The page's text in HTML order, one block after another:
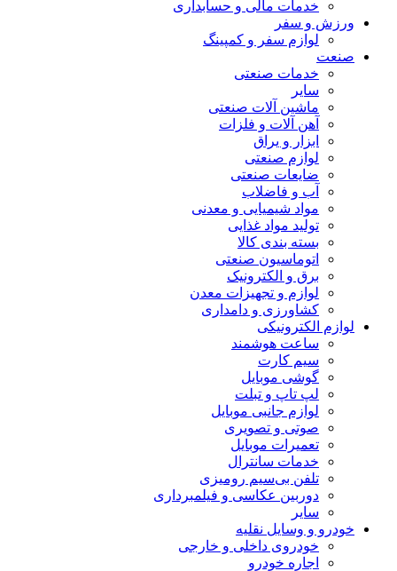
خدمات مالی و حسابداری
ورزش و سفر
لوازم سفر و کمپینگ
صنعت
خدمات صنعتی
سایر
ماشین آلات صنعتی
آهن آلات و فلزات
ابزار و یراق
لوازم صنعتی
ضایعات صنعتی
آب و فاضلاب
مواد شیمیایی و معدنی
تولید مواد غذایی
بسته بندی کالا
اتوماسیون صنعتی
برق و الکترونیک
لوازم و تجهیزات معدن
کشاورزی و دامداری
لوازم الکترونیکی
ساعت هوشمند
سیم کارت
گوشی موبایل
لپ تاپ و تبلت
لوازم جانبی موبایل
صوتی و تصویری
تعمیرات موبایل
خدمات سانترال
تلفن بی‌سیم رومیزی
دوربین عکاسی و فیلمبرداری
سایر
خودرو و وسایل نقلیه
خودروی داخلی و خارجی
اجاره خودرو